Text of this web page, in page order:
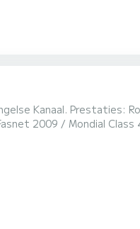
du Rhum 2006 en
/ Mondial Class 40 2009
balreiziger op het